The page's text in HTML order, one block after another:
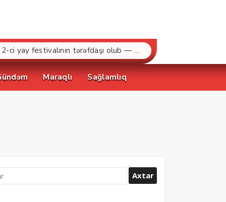
“Bakcell» və Gənclər Fondu «İnnovasiya və Süni İntellekt» üzrə təqaüd proqramının qalibləri ilə görüş keçirib
Maraqlı Sağlamlıq